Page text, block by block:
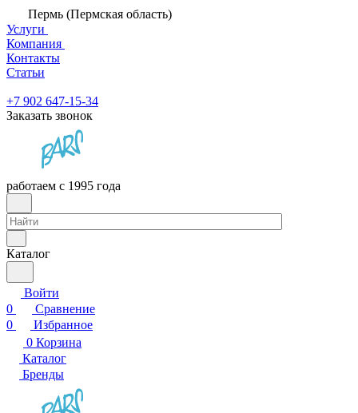
Пермь (Пермская область)
Услуги
Компания
Контакты
Статьи
+7 902 647-15-34
Заказать звонок
работаем с 1995 года
Каталог
Войти
0
Сравнение
0
Избранное
0 Корзина
Каталог
Бренды